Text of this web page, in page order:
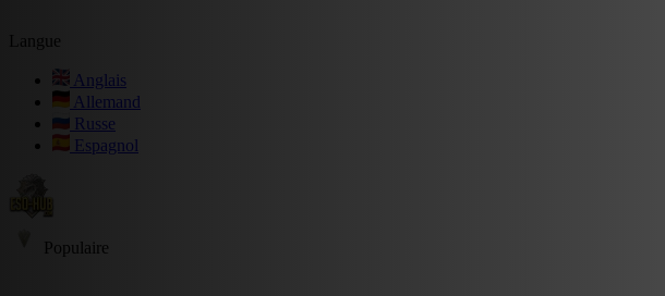
Langue
Anglais
Allemand
Russe
Espagnol
Populaire